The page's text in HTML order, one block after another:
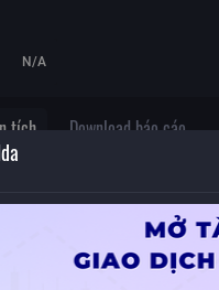
N/A
tích Download báo cáo